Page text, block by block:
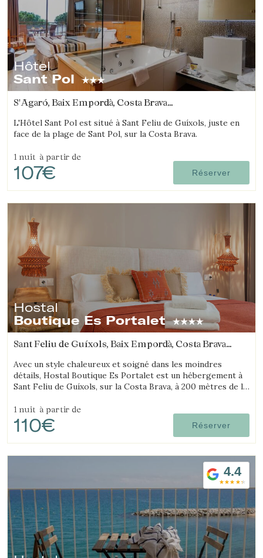
Hôtel
Sant Pol
S'Agaró, Baix Empordà, Costa Brava
L'Hôtel Sant Pol est situé à Sant Feliu de Guíxols, juste en
face de la plage de Sant Pol, sur la Costa Brava.
1 nuit à partir de
107€ Réserver
Hostal
Boutique Es Portalet
Sant Feliu de Guíxols, Baix Empordà, Costa Brava
Avec un style chaleureux et soigné dans les moindres
détails, Hostal Boutique Es Portalet est un hébergement à
Sant Feliu de Guíxols, sur la Costa Brava, à 200 mètres de la
1 nuit à partir de
110€ Réserver
4.4